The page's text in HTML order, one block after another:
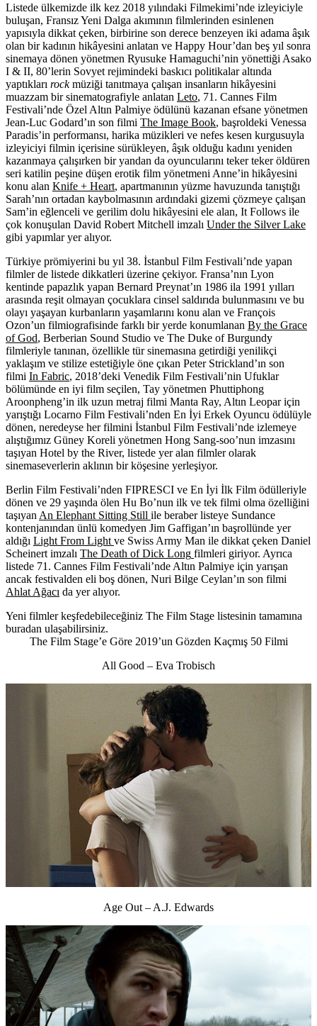
Listede ülkemizde ilk kez 2018 yılındaki Filmekimi’nde izleyiciyle
buluşan, Fransız Yeni Dalga akımının filmlerinden esinlenen
yapısıyla dikkat çeken, birbirine son derece benzeyen iki adama âşık
olan bir kadının hikâyesini anlatan ve Happy Hour’dan beş yıl sonra
sinemaya dönen yönetmen Ryusuke Hamaguchi’nin yönettiği Asako
I & II, 80’lerin Sovyet rejimindeki baskıcı politikalar altında
yaptıkları rockmüziği tanıtmaya çalışan insanların hikâyesini
muazzam bir sinematografiyle anlatan Leto, 71. Cannes Film
Festivali’nde Özel Altın Palmiye ödülünü kazanan efsane yönetmen
Jean-Luc Godard’ın son filmi The Image Book, başroldeki Venessa
Paradis’in performansı, harika müzikleri ve nefes kesen kurgusuyla
izleyiciyi filmin içerisine sürükleyen, âşık olduğu kadını yeniden
kazanmaya çalışırken bir yandan da oyuncularını teker teker öldüren
seri katilin peşine düşen erotik film yönetmeni Anne’in hikâyesini
konu alan Knife + Heart, apartmanının yüzme havuzunda tanıştığı
Sarah’nın ortadan kaybolmasının ardındaki gizemi çözmeye çalışan
Sam’in eğlenceli ve gerilim dolu hikâyesini ele alan, It Follows ile
çok konuşulan David Robert Mitchell imzalı Under the Silver Lake
gibi yapımlar yer alıyor.
Türkiye prömiyerini bu yıl 38. İstanbul Film Festivali’nde yapan
filmler de listede dikkatleri üzerine çekiyor. Fransa’nın Lyon
kentinde papazlık yapan Bernard Preynat’ın 1986 ila 1991 yılları
arasında reşit olmayan çocuklara cinsel saldırıda bulunmasını ve bu
olayı yaşayan kurbanların yaşamlarını konu alan ve François
Ozon’un filmiografisinde farklı bir yerde konumlanan By the Grace
of God, Berberian Sound Studio ve The Duke of Burgundy
filmleriyle tanınan, özellikle tür sinemasına getirdiği yenilikçi
yaklaşım ve stilize estetiğiyle öne çıkan Peter Strickland’ın son
filmi In Fabric, 2018’deki Venedik Film Festivali’nin Ufuklar
bölümünde en iyi film seçilen, Tay yönetmen Phuttiphong
Aroonpheng’in ilk uzun metraj filmi Manta Ray, Altın Leopar için
yarıştığı Locarno Film Festivali’nden En İyi Erkek Oyuncu ödülüyle
dönen, neredeyse her filmini İstanbul Film Festivali’nde izlemeye
alıştığımız Güney Koreli yönetmen Hong Sang-soo’nun imzasını
taşıyan Hotel by the River, listede yer alan filmler olarak
sinemaseverlerin aklının bir köşesine yerleşiyor.
Berlin Film Festivali’nden FIPRESCI ve En İyi İlk Film ödülleriyle
dönen ve 29 yaşında ölen Hu Bo’nun ilk ve tek filmi olma özelliğini
taşıyan An Elephant Sitting Still ile beraber listeye Sundance
kontenjanından ünlü komedyen Jim Gaffigan’ın başrollünde yer
aldığı Light From Light ve Swiss Army Man ile dikkat çeken Daniel
Scheinert imzalı The Death of Dick Long filmleri giriyor. Ayrıca
listede 71. Cannes Film Festivali’nde Altın Palmiye için yarışan
ancak festivalden eli boş dönen, Nuri Bilge Ceylan’ın son filmi
Ahlat Ağacı da yer alıyor.
Yeni filmler keşfedebileceğiniz The Film Stage listesinin tamamına
buradan ulaşabilirsiniz.
The Film Stage’e Göre 2019’un Gözden Kaçmış 50 Filmi
All Good – Eva Trobisch
Age Out – A.J. Edwards